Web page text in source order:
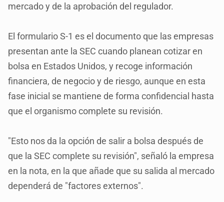
mercado y de la aprobación del regulador.
El formulario S-1 es el documento que las empresas
presentan ante la SEC cuando planean cotizar en
bolsa en Estados Unidos, y recoge información
financiera, de negocio y de riesgo, aunque en esta
fase inicial se mantiene de forma confidencial hasta
que el organismo complete su revisión.
"Esto nos da la opción de salir a bolsa después de
que la SEC complete su revisión", señaló la empresa
en la nota, en la que añade que su salida al mercado
dependerá de "factores externos".